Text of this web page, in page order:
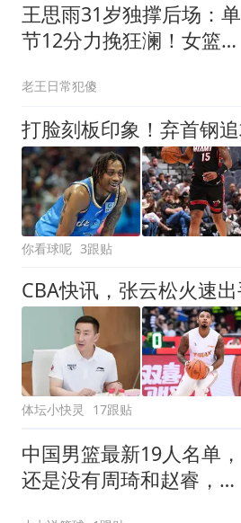
王思雨31岁独撑后场：单
节12分力挽狂澜！女篮老
老王日常犯傻
你看球呢 3跟贴
体坛小快灵 17跟贴
中国男篮最新19人名单，
还是没有周琦和赵睿，他